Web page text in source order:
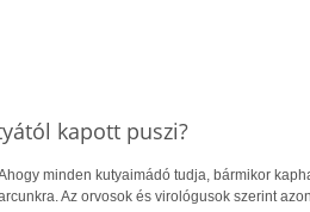
kapott puszi?
minden kutyaimádó tudja, bármikor
Az orvosok és virológusok szerint